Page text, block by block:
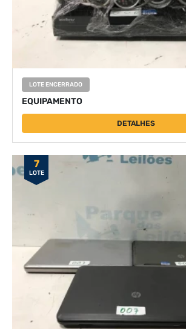
LOTE ENCERRADO
EQUIPAMENTO
DETALHES
7
LOTE